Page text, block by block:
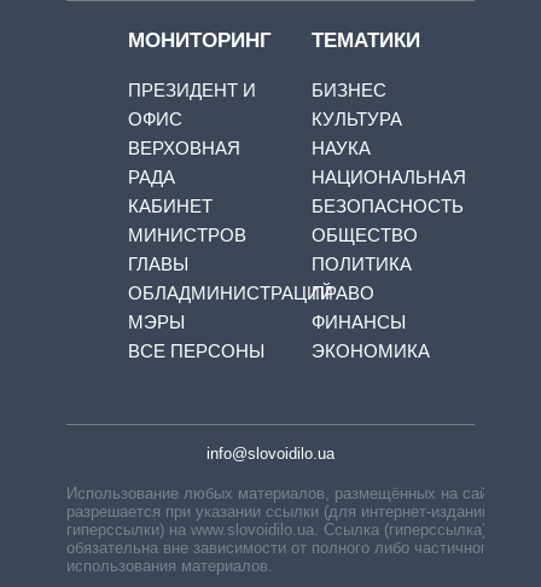
МОНИТОРИНГ
ПРЕЗИДЕНТ И
ОФИС
ВЕРХОВНАЯ
РАДА
КАБИНЕТ
МИНИСТРОВ
ГЛАВЫ
ОБЛАДМИНИСТРАЦИЙ
МЭРЫ
ВСЕ ПЕРСОНЫ
ТЕМАТИКИ
БИЗНЕС
КУЛЬТУРА
НАУКА
НАЦИОНАЛЬНАЯ
БЕЗОПАСНОСТЬ
ОБЩЕСТВО
ПОЛИТИКА
ПРАВО
ФИНАНСЫ
ЭКОНОМИКА
info@slovoidilo.ua
Использование любых материалов, размещённых на сайте,
разрешается при указании ссылки (для интернет-изданий —
гиперссылки) на www.slovoidilo.ua. Ссылка (гиперссылка)
обязательна вне зависимости от полного либо частичного
использования материалов.